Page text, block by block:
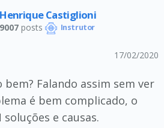
Castiglioni
9007posts Instrutor
17/02/2020
bem? Falando assim sem ver
é bem complicado, o
e causas.